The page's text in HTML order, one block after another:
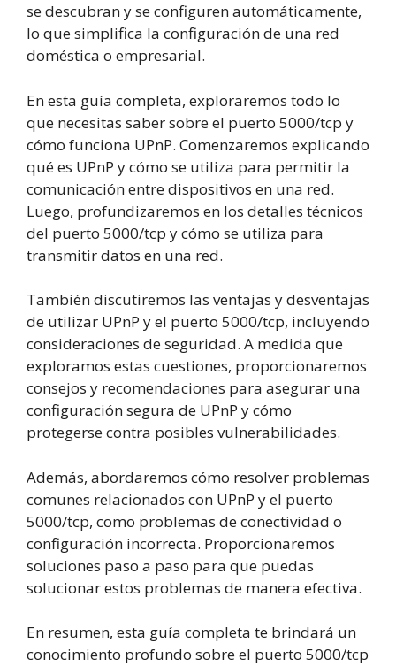
se descubran y se configuren automáticamente,
lo que simplifica la configuración de una red
doméstica o empresarial.
En esta guía completa, exploraremos todo lo
que necesitas saber sobre el puerto 5000/tcp y
cómo funciona UPnP. Comenzaremos explicando
qué es UPnP y cómo se utiliza para permitir la
comunicación entre dispositivos en una red.
Luego, profundizaremos en los detalles técnicos
del puerto 5000/tcp y cómo se utiliza para
transmitir datos en una red.
También discutiremos las ventajas y desventajas
de utilizar UPnP y el puerto 5000/tcp, incluyendo
consideraciones de seguridad. A medida que
exploramos estas cuestiones, proporcionaremos
consejos y recomendaciones para asegurar una
configuración segura de UPnP y cómo
protegerse contra posibles vulnerabilidades.
Además, abordaremos cómo resolver problemas
comunes relacionados con UPnP y el puerto
5000/tcp, como problemas de conectividad o
configuración incorrecta. Proporcionaremos
soluciones paso a paso para que puedas
solucionar estos problemas de manera efectiva.
En resumen, esta guía completa te brindará un
conocimiento profundo sobre el puerto 5000/tcp